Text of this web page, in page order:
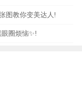
图教你变美达人!
圈烦恼✨!